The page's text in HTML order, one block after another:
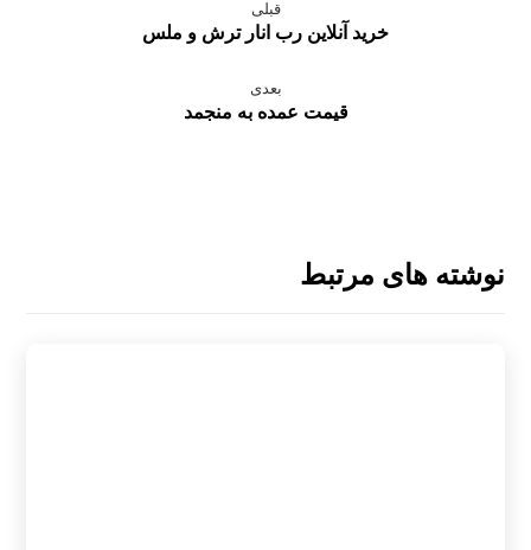
قبلی
خرید آنلاین رب انار ترش و ملس
بعدی
قیمت عمده به منجمد
نوشته های مرتبط